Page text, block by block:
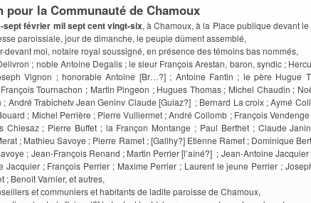
pour la Communauté de Chamoux
sept février mil sept cent vingt-six, à Chamoux, à la Place publique devant le
paroissiale, jour de dimanche, le peuple dûment assemblé,
devant moi, notaire royal soussigné, en présence des témoins bas nommés,
; noble Antoine Degalis ; le sieur François Arestan, baron, syndic ;
Vignon ; honorable Antoine [Br…?] ; Antoine Fantin ; le père Hugue
Tournachon ; Martin Pingeon ; Hugues Thomas ; Michel Chaudin ;
; André Trabichetv Jean Geninv Claude [Guiaz?] ; Bernard La croix ; Aymé
; Michel Perrière ; Pierre Vulliermet ; André Collomb ; François
Chiesaz ; Pierre Buffet ; la Françon Montange ; Paul Berthet ; Claude
; Mathieu Savoye ; Pierre Ramet ; [Gallhy?] Etienne Ramet ; Dominique
; Jean-François Renand ; Martin Perrier [l’aîné?] ; Jean-Antoine Jacquier
Jacquier ; François Perrier ; Maxime Perrier ; Laurent le jeune Perrier ;
; Benoît Varnier, et autres,
et communiers et habitants de ladite paroisse de Chamoux,